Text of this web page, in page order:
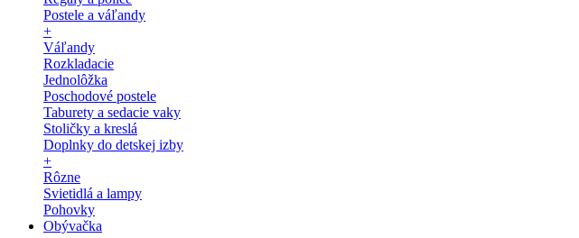
Postele a váľandy
+
Váľandy
Rozkladacie
Jednolôžka
Poschodové postele
Taburety a sedacie vaky
Stoličky a kreslá
Doplnky do detskej izby
+
Rôzne
Svietidlá a lampy
Pohovky
Obývačka